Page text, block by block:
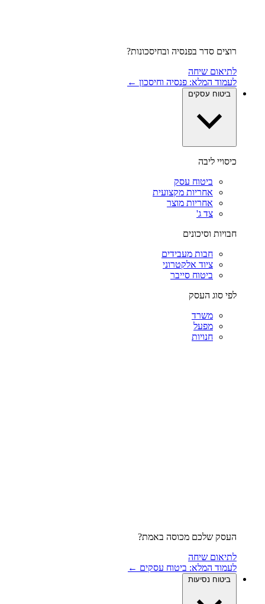
רוצים סדר בפנסיה ובחיסכונות?
לתיאום שיחה
לעמוד המלא: פנסיה וחיסכון ←
ביטוח עסקים
כיסויי ליבה
ביטוח עסק
אחריות מקצועית
אחריות מוצר
צד ג'
חבויות וסיכונים
חבות מעבידים
ציוד אלקטרוני
ביטוח סייבר
לפי סוג העסק
משרד
מפעל
חנויות
העסק שלכם מכוסה באמת?
לתיאום שיחה
לעמוד המלא: ביטוח עסקים ←
ביטוח נסיעות